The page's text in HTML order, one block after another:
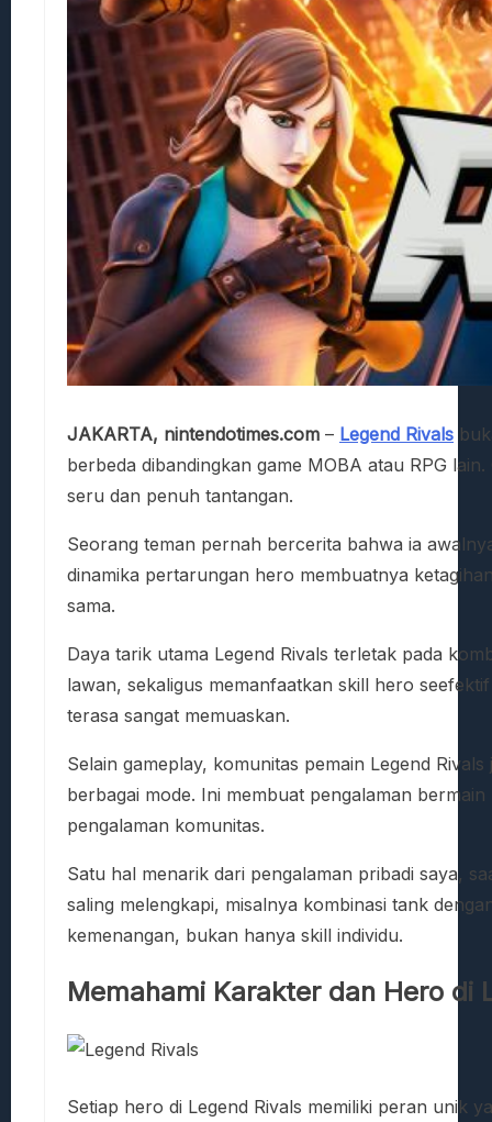
JAKARTA, nintendotimes.com – Legend Rivals
berbeda dibandingkan game MOBA atau RPG
seru dan penuh tantangan.
Seorang teman pernah bercerita bahwa ia
dinamika pertarungan hero membuatnya
sama.
Daya tarik utama Legend Rivals terletak pada
lawan, sekaligus memanfaatkan skill hero
terasa sangat memuaskan.
Selain gameplay, komunitas pemain Legend
berbagai mode. Ini membuat pengalaman
pengalaman komunitas.
Satu hal menarik dari pengalaman pribadi saya,
saling melengkapi, misalnya kombinasi tank
kemenangan, bukan hanya skill individu.
Memahami Karakter dan Hero di
Setiap hero di Legend Rivals memiliki peran unik